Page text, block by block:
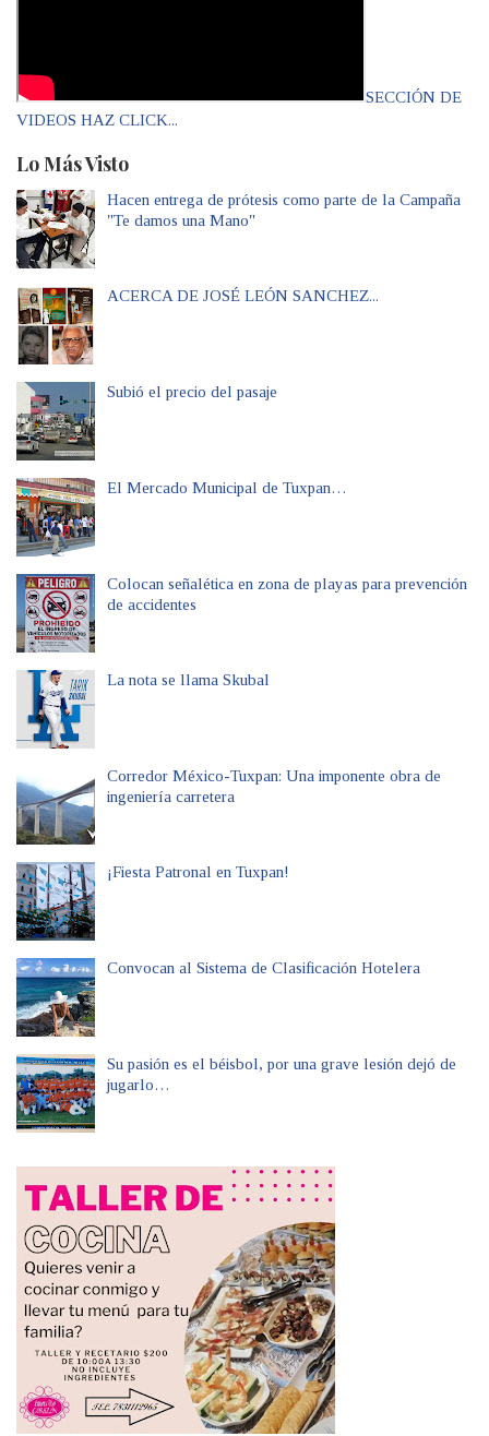
SECCIÓN DE
VIDEOS HAZ CLICK...
Lo Más Visto
Hacen entrega de prótesis como parte de la Campaña
"Te damos una Mano"
ACERCA DE JOSÉ LEÓN SANCHEZ...
Subió el precio del pasaje
El Mercado Municipal de Tuxpan…
Colocan señalética en zona de playas para prevención
de accidentes
La nota se llama Skubal
Corredor México-Tuxpan: Una imponente obra de
ingeniería carretera
¡Fiesta Patronal en Tuxpan!
Convocan al Sistema de Clasificación Hotelera
Su pasión es el béisbol, por una grave lesión dejó de
jugarlo…